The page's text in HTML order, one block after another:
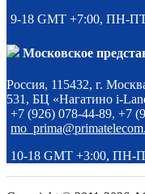
9-18 GMT +7:00, ПН-
Московское
Россия, 115432, г.
531, БЦ «Нагатино i-
+7 (926) 078-44-89, +7
10-18 GMT +3:00, ПН-